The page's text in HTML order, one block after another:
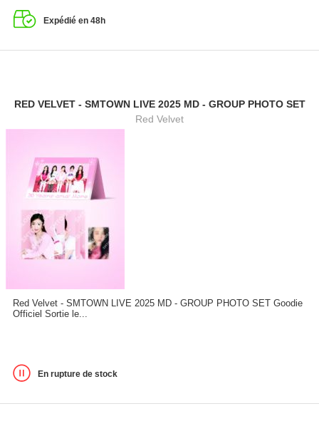
Expédié en 48h
RED VELVET - SMTOWN LIVE 2025 MD - GROUP PHOTO SET
Red Velvet
Red Velvet - SMTOWN LIVE 2025 MD - GROUP PHOTO SET Goodie
Officiel Sortie le...
En rupture de stock